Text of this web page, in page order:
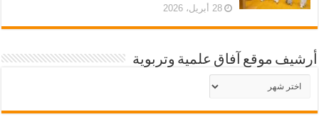
28 أبريل، 2026
أرشيف موقع آفاق علمية وتربوية
أرشيف
موقع